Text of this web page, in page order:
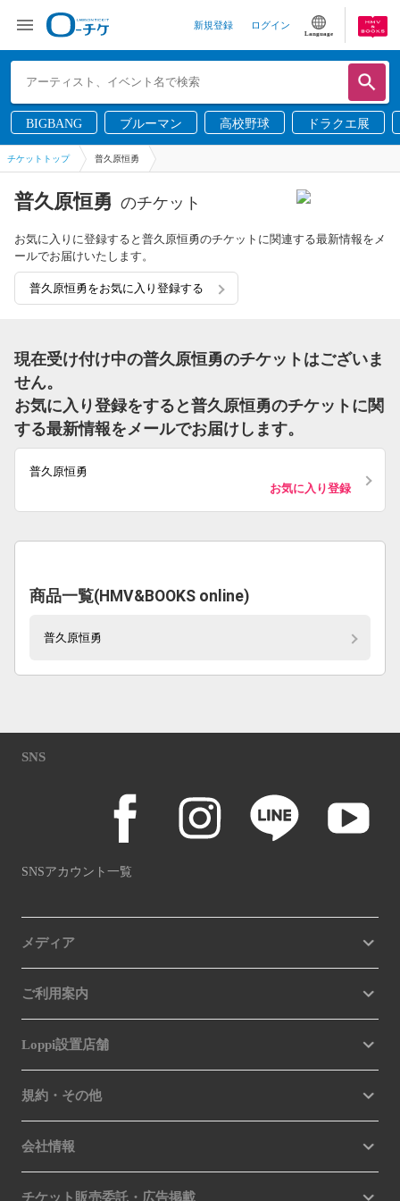
新規登録 ログイン
Language
BIGBANG ブルーマン 高校野球 ドラクエ展
チケットトップ 普久原恒勇
普久原恒勇 のチケット
お気に入りに登録すると普久原恒勇のチケットに関連する最新情報をメ
ールでお届けいたします。
普久原恒勇をお気に入り登録する
現在受け付け中の普久原恒勇のチケットはございま
せん。
お気に入り登録をすると普久原恒勇のチケットに関
する最新情報をメールでお届けします。
普久原恒勇
お気に入り登録
商品一覧(HMV&BOOKS online)
普久原恒勇
SNS
SNSアカウント一覧
メディア
ご利用案内
Loppi設置店舗
規約・その他
会社情報
チケット販売委託・広告掲載